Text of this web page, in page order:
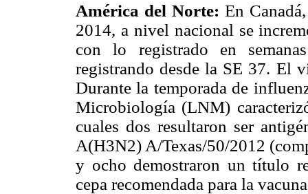
América del Norte:En
2014, a nivel nacional se
con lo registrado en
registrando desde la SE 37. El
Durante la temporada de
Microbiología (LNM)
cuales dos resultaron ser
A(H3N2) A/Texas/50/2012
y ocho demostraron un título
cepa recomendada para la